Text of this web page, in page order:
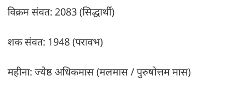
विक्रम संवत: 2083 (सिद्धार्थी)
शक संवत: 1948 (परावभ)
महीना: ज्येष्ठ अधिकमास (मलमास / पुरुषोत्तम मास)